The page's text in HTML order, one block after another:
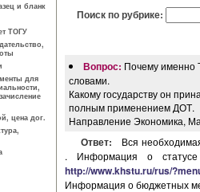
и бланк
ТОГУ
для
цена дог.
Поиск по рубрике:
Вопрос: Почему именно
словами.
Какому государству он
полным применением ДОТ.
Направление Экономика,
Ответ:
Вся
. Информация о
http://www.khstu.ru/rus/
Информация о бюджетных